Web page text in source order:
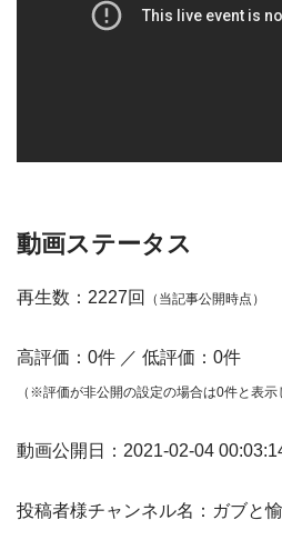
動画ステータス
再生数：2227回 （当記事公開時点）
高評価：0件 ／ 低評価：0件
（※評価が非公開の設定の場合は0件と表示
動画公開日：2021-02-04
投稿者様チャンネル名：ガブと